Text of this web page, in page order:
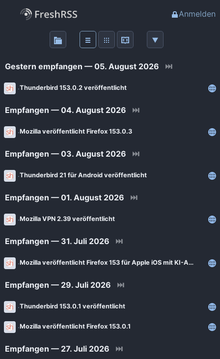
Anmelden
Haupt-Feeds
Wichtige Feeds
Favoriten (0)
Meine Labels
Blogs
AdminForge
BITblokes
CANOX.NET
Do-FOSS
Got tty
ITrig
Koflers Blog
ComputerBase
FSFE News
Heise Open Source
Linux-Magazin
LinuxCommunity
Gestern empfangen — 05. August 2026 ⏭
Thunderbird 153.0.2 veröffentlicht
Empfangen — 04. August 2026 ⏭
Mozilla veröffentlicht Firefox 153.0.3
Empfangen — 03. August 2026 ⏭
Thunderbird 21 für Android veröffentlicht
Empfangen — 01. August 2026 ⏭
Mozilla VPN 2.39 veröffentlicht
Empfangen — 31. Juli 2026 ⏭
Mozilla veröffentlicht Firefox 153 für Apple iOS mit KI-Assistent in den USA
Empfangen — 29. Juli 2026 ⏭
Thunderbird 153.0.1 veröffentlicht
Mozilla veröffentlicht Firefox 153.0.1
Empfangen — 27. Juli 2026 ⏭